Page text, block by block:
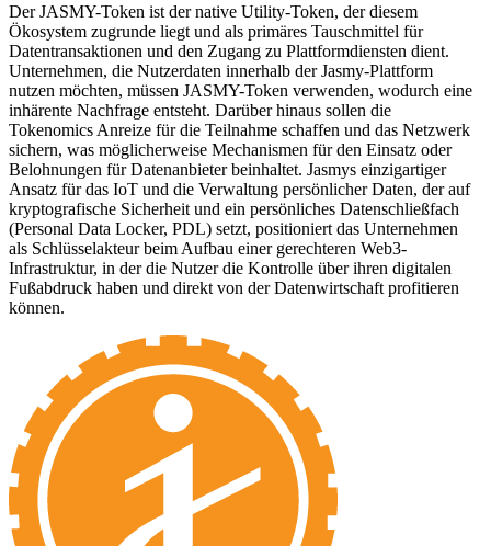
Der JASMY-Token ist der native Utility-Token, der diesem
Ökosystem zugrunde liegt und als primäres Tauschmittel für
Datentransaktionen und den Zugang zu Plattformdiensten dient.
Unternehmen, die Nutzerdaten innerhalb der Jasmy-Plattform
nutzen möchten, müssen JASMY-Token verwenden, wodurch eine
inhärente Nachfrage entsteht. Darüber hinaus sollen die
Tokenomics Anreize für die Teilnahme schaffen und das Netzwerk
sichern, was möglicherweise Mechanismen für den Einsatz oder
Belohnungen für Datenanbieter beinhaltet. Jasmys einzigartiger
Ansatz für das IoT und die Verwaltung persönlicher Daten, der auf
kryptografische Sicherheit und ein persönliches Datenschließfach
(Personal Data Locker, PDL) setzt, positioniert das Unternehmen
als Schlüsselakteur beim Aufbau einer gerechteren Web3-
Infrastruktur, in der die Nutzer die Kontrolle über ihren digitalen
Fußabdruck haben und direkt von der Datenwirtschaft profitieren
können.